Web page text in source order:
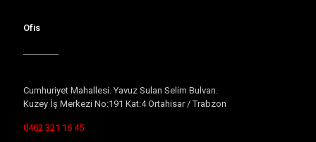
Ofis
Cumhuriyet Mahallesi. Yavuz Sulan Selim Bulvarı.
Kuzey İş Merkezi No:191 Kat:4 Ortahisar / Trabzon
0462 321 16 45